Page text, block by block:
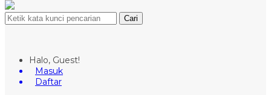
Cari
Halo, Guest!
Masuk
Daftar